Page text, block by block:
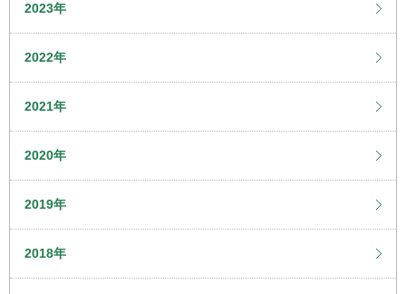
2023年
2022年
2021年
2020年
2019年
2018年